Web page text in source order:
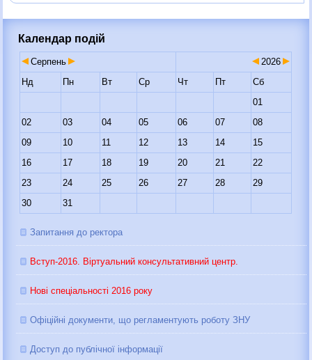
Календар подій
Серпень
2026
Нд
Пн Вт Ср Чт Пт
Сб
01
02
03 04 05 06 07
08
09
10 11 12 13 14
15
16
17 18 19 20 21
22
23
24 25 26 27 28
29
30
31
Запитання до ректора
Вступ-2016. Віртуальний консультативний центр.
Нові спеціальності 2016 року
Офіційні документи, що регламентують роботу ЗНУ
Доступ до публічної інформації